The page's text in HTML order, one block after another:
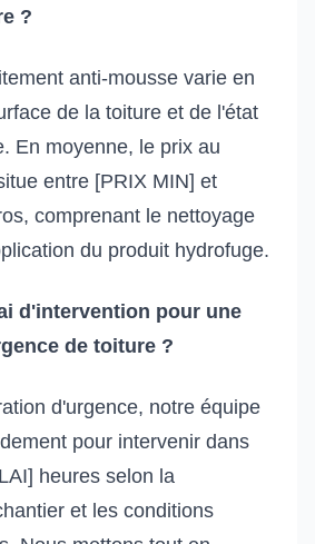
?
anti-mousse varie en
de la toiture et de l'état
En moyenne, le prix au
entre [PRIX MIN] et
comprenant le nettoyage
du produit hydrofuge.
d'intervention pour une
de toiture ?
d'urgence, notre équipe
pour intervenir dans
heures selon la
et les conditions